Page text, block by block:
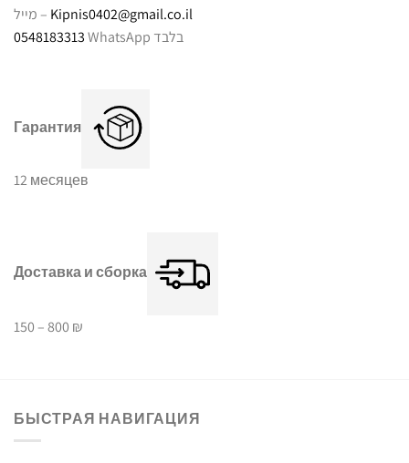
מייל – Kipnis0402@gmail.co.il
0548183313
WhatsApp בלבד
Гарантия
12 месяцев
Доставка и сборка
150 – 800 ₪
БЫСТРАЯ НАВИГАЦИЯ